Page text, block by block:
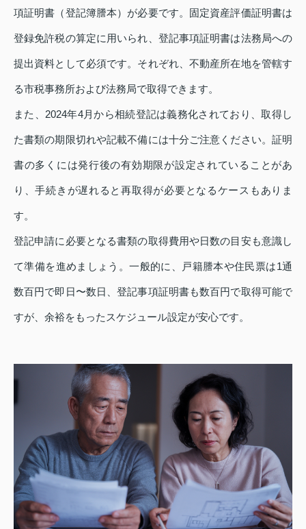
項証明書（登記簿謄本）が必要です。固定資産評価証明書は
登録免許税の算定に用いられ、登記事項証明書は法務局への
提出資料として必須です。それぞれ、不動産所在地を管轄す
る市税事務所および法務局で取得できます。
また、2024年4月から相続登記は義務化されており、取得し
た書類の期限切れや記載不備には十分ご注意ください。証明
書の多くには発行後の有効期限が設定されていることがあ
り、手続きが遅れると再取得が必要となるケースもありま
す。
登記申請に必要となる書類の取得費用や日数の目安も意識し
て準備を進めましょう。一般的に、戸籍謄本や住民票は1通
数百円で即日〜数日、登記事項証明書も数百円で取得可能で
すが、余裕をもったスケジュール設定が安心です。